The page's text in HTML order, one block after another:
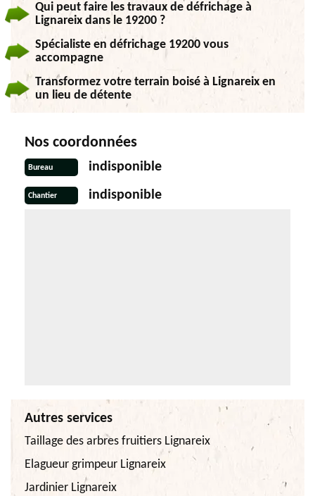
Qui peut faire les travaux de défrichage à
Lignareix dans le 19200 ?
Spécialiste en défrichage 19200 vous
accompagne
Transformez votre terrain boisé à Lignareix en
un lieu de détente
Nos coordonnées
Bureau indisponible
Chantier indisponible
Autres services
Taillage des arbres fruitiers Lignareix
Elagueur grimpeur Lignareix
Jardinier Lignareix